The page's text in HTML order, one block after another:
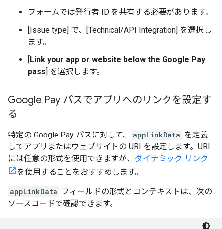
フォームでは発行者 ID を共有する必要があります。
[Issue type] で、[Technical/API Integration] を選択し
ます。
[Link your app or website below the Google Pay
pass] を選択します。
Google Pay パスでアプリへのリンクを設定す
る
特定の Google Pay パスに対して、 appLinkData を定義
してアプリまたはウェブサイトの URI を設定します。URI
には任意の形式を使用できますが、 ダイナミック リンク
を使用することをおすすめします。
appLinkData フィールドの形式とコンテキストは、次の
ソースコードで確認できます。